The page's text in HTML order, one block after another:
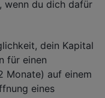
wenn du dich dafür
dein Kapital
für einen
Monate) auf einem
eines